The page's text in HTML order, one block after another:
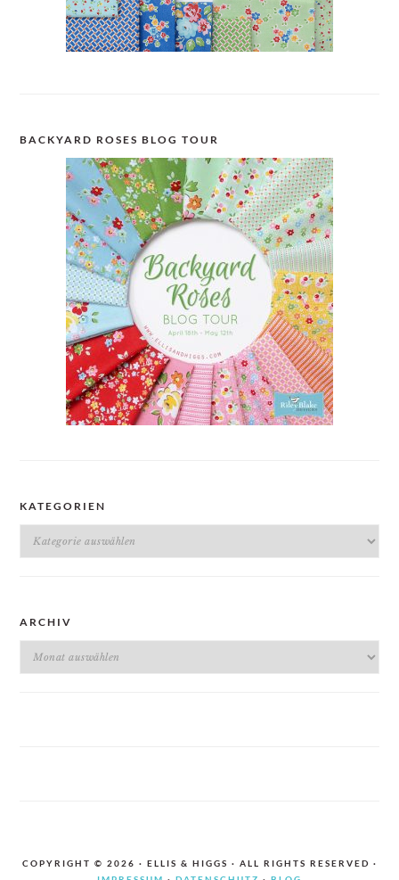
BACKYARD ROSES BLOG TOUR
KATEGORIEN
Kategorien
ARCHIV
Archiv
COPYRIGHT © 2026 · ELLIS & HIGGS · ALL RIGHTS RESERVED ·